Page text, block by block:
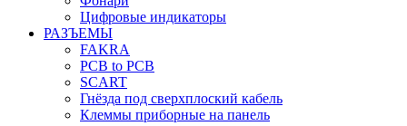
Цифровые индикаторы
РАЗЪЕМЫ
FAKRA
PCB to PCB
SCART
Гнёзда под сверхплоский кабель
Клеммы приборные на панель